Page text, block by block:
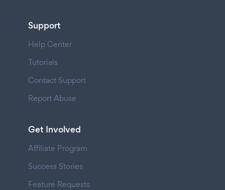
Support
Help Center
Tutorials
Contact Support
Report Abuse
Get Involved
Affiliate Program
Success Stories
Feature Requests